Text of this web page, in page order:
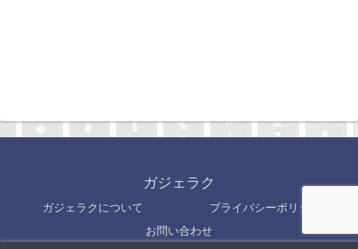
ガジェラク
ガジェラクについて
プライバシーポリシー
お問い合わせ